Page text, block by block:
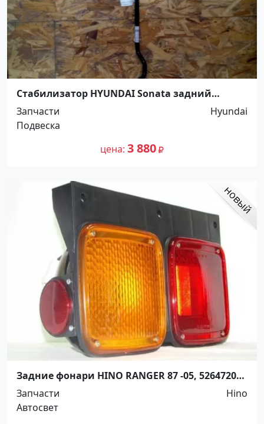
Стабилизатор HYUNDAI Sonata задний
усиленный 55511-39600 Краснодар
Запчасти
Hyundai
Подвеска
цена 3 880
Задние фонари HINO RANGER 87 -05, 5264720
Краснодар
Запчасти
Hino
Автосвет